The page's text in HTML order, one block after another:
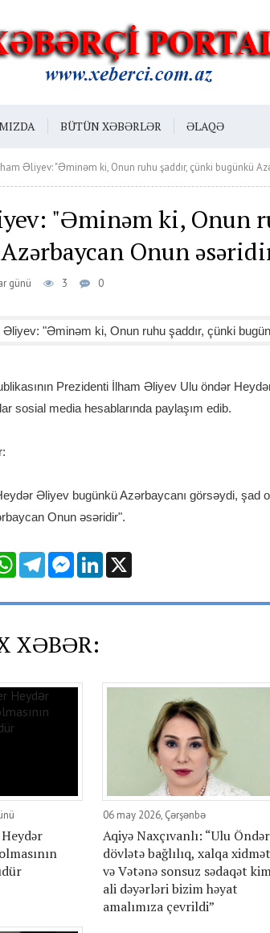
BÜTÜN XƏBƏRLƏR ƏLAQƏ
Əliyev: "Əminəm ki, Onun ruhu şaddır, çünki bugünkü
"Əminəm ki, Onun
Onun
günü 3 0
Prezidenti İlham Əliyev Ulu öndər
sosial media hesablarında paylaşım edib.
Əliyev bugünkü Azərbaycanı görsəydi, şad
Onun əsəridir".
WhatsAppTelegramMessenger
LinkedIn
XƏBƏR:
06 may 2026, Çərşənbə
Aqiyə Naxçıvanlı: “Ulu
dövlətə bağlılıq, xalqa xidmət
və Vətənə sonsuz sədaqət
ali dəyərləri bizim həyat
amalımıza çevrildi”